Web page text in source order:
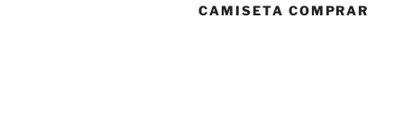
CAMISETA COMPRAR